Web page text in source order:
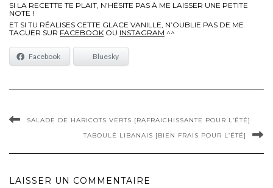
SI LA RECETTE TE PLAIT, N’HÉSITE PAS À ME LAISSER UNE PETITE
NOTE !
ET SI TU RÉALISES CETTE GLACE VANILLE, N’OUBLIE PAS DE ME
TAGUER SUR FACEBOOK OU INSTAGRAM ^^
Facebook Bluesky
SALADE DE HARICOTS VERTS [RAFRAICHISSANTE POUR L’ÉTÉ]
TABOULÉ LIBANAIS [BIEN FRAIS POUR L’ÉTÉ]
LAISSER UN COMMENTAIRE